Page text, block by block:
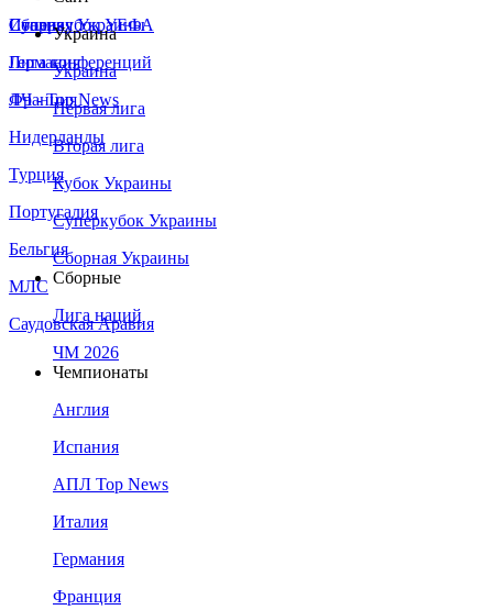
Сборная Украины
Италия
Германия
Франция
Нидерланды
Турция
Португалия
Бельгия
МЛС
Саудовская Аравия
Суперкубок УЕФА
Лига конференций
ЛЧ - Top News
Украина
Украина
Первая лига
Вторая лига
Кубок Украины
Суперкубок Украины
Сборная Украины
Сборные
Лига наций
ЧМ 2026
Чемпионаты
Англия
Испания
АПЛ Top News
Италия
Германия
Франция